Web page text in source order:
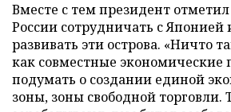
Вместе с тем президент отметил
России сотрудничать с Японией
развивать эти острова. «Ничто
как совместные
подумать о создании единой
зоны, зоны свободной торговли.